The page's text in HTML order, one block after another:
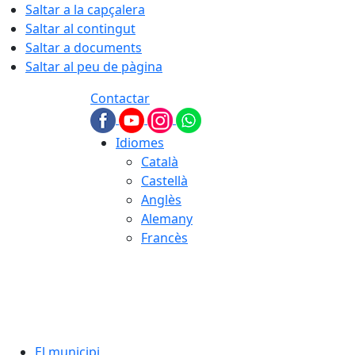
Saltar a la capçalera
Saltar al contingut
Saltar a documents
Saltar al peu de pàgina
Contactar
Idiomes
Català
Castellà
Anglès
Alemany
Francès